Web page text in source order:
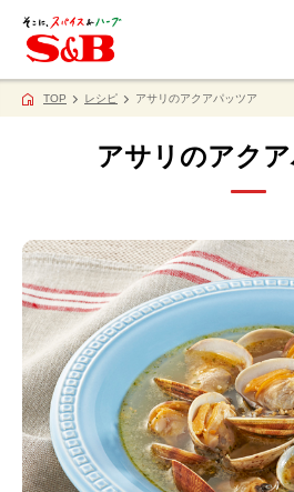
TOP レシピ アサリのアクアパッツア
アサリのアク